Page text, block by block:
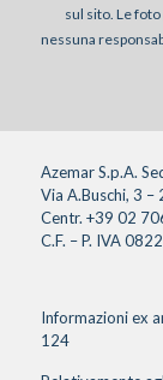
sul sito. Le
nessuna
Azemar S.p.A.
Via A.Buschi, 3
Centr. +39 02
C.F. – P. IVA
Informazioni ex
124